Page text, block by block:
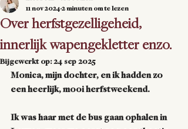
Over herfstgezelligeheid,
innerlijk wapengekletter enzo.
11 nov 2024 2 minuten om te lezen
Bijgewerkt op:24 sep 2025
Monica, mijn dochter, en ik hadden zo
een heerlijk, mooi herfstweekend.
Ik was haar met de bus gaan ophalen in